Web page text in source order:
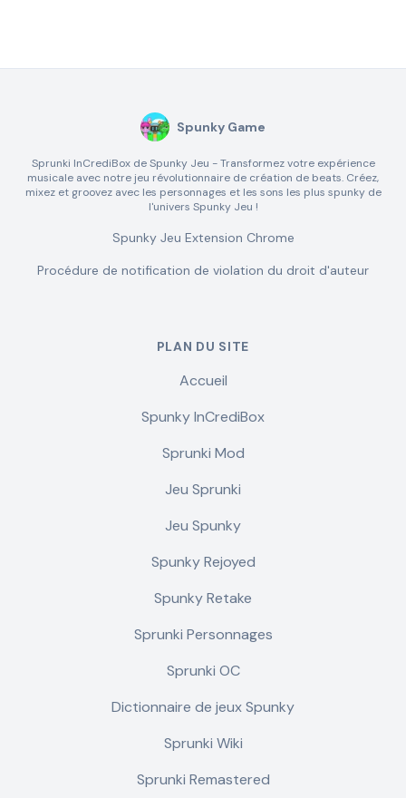
Spunky Game
Sprunki InCrediBox de Spunky Jeu - Transformez votre expérience
musicale avec notre jeu révolutionnaire de création de beats. Créez,
mixez et groovez avec les personnages et les sons les plus spunky de
l'univers Spunky Jeu !
Spunky Jeu Extension Chrome
Procédure de notification de violation du droit d'auteur
PLAN DU SITE
Accueil
Spunky InCrediBox
Sprunki Mod
Jeu Sprunki
Jeu Spunky
Spunky Rejoyed
Spunky Retake
Sprunki Personnages
Sprunki OC
Dictionnaire de jeux Spunky
Sprunki Wiki
Sprunki Remastered